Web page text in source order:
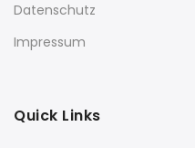
Datenschutz
Impressum
Quick Links